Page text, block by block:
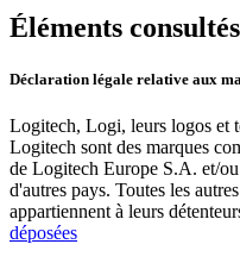
Éléments
Déclaration légale relative aux
Logitech, Logi, leurs logos et
Logitech sont des marques
de Logitech Europe S.A. et/
d'autres pays. Toutes les
appartiennent à leurs
déposées